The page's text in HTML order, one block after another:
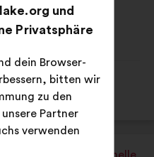
40
33
Dieser
Vorschlag
eingeordnet
in:
Keine Meinung
:mal
mal
Gleichgültig
et restaurer
und
Privatsphäre
dein Browser-
bitten wir
zu den
Partner
verwenden